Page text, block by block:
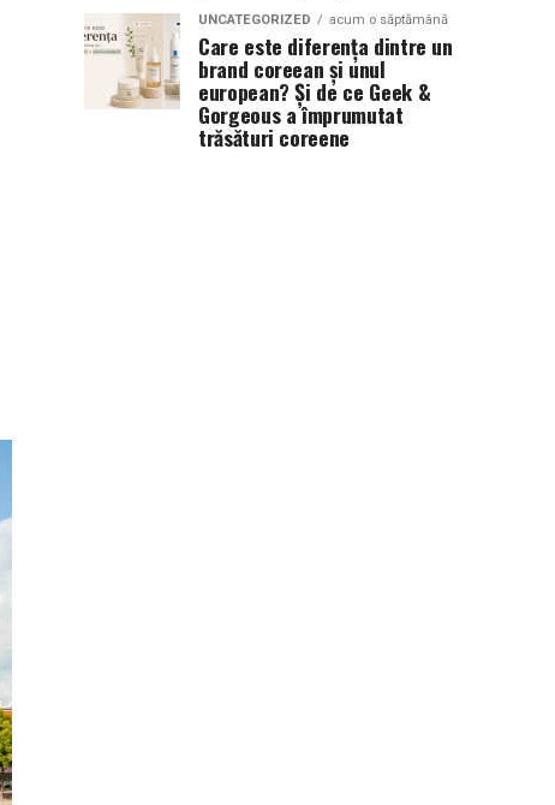
UNCATEGORIZED acum o săptămână
Care este diferența dintre un
brand coreean și unul
european? Și de ce Geek &
Gorgeous a împrumutat
trăsături coreene